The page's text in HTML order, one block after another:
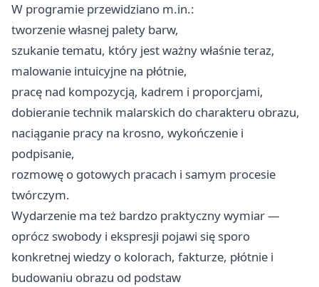
W programie przewidziano m.in.:
tworzenie własnej palety barw,
szukanie tematu, który jest ważny właśnie teraz,
malowanie intuicyjne na płótnie,
pracę nad kompozycją, kadrem i proporcjami,
dobieranie technik malarskich do charakteru obrazu,
naciąganie pracy na krosno, wykończenie i
podpisanie,
rozmowę o gotowych pracach i samym procesie
twórczym.
Wydarzenie ma też bardzo praktyczny wymiar —
oprócz swobody i ekspresji pojawi się sporo
konkretnej wiedzy o kolorach, fakturze, płótnie i
budowaniu obrazu od podstaw